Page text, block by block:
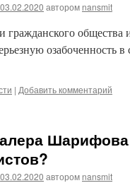
03.02.2020 автором nansmit
гражданского общества
озабоченность в
| Добавить комментарий
03.02.2020 автором nansmit